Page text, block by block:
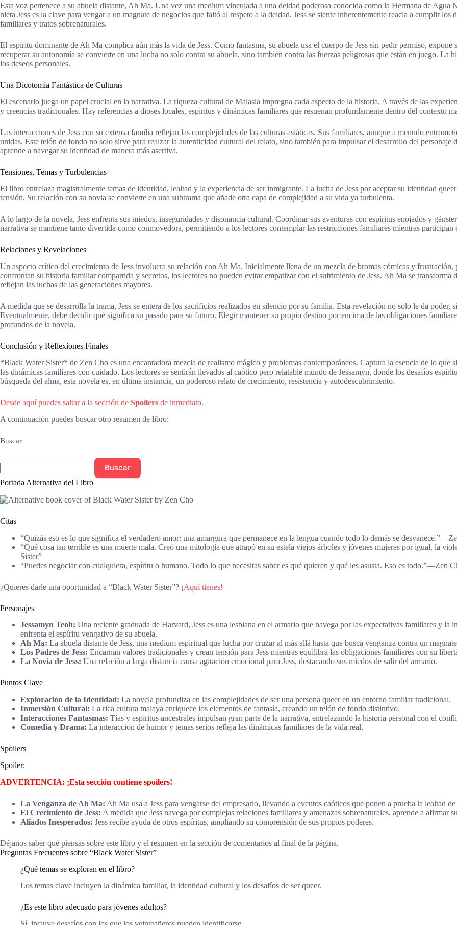
Esta voz pertenece a su abuela distante, Ah Ma. Una vez una medium vinculada a una deidad poderosa conocida como la Hermana de Agua
nieta Jess es la clave para vengar a un magnate de negocios que faltó al respeto a la deidad. Jess se siente inherentemente reacia a cumplir los
familiares y tratos sobrenaturales.
El espíritu dominante de Ah Ma complica aún más la vida de Jess. Como fantasma, su abuela usa el cuerpo de Jess sin pedir permiso,
recuperar su autonomía se convierte en una lucha no solo contra su abuela, sino también contra las fuerzas peligrosas que están en juego.
los deseos personales.
Una Dicotomía Fantástica de Culturas
El escenario juega un papel crucial en la narrativa. La riqueza cultural de Malasia impregna cada aspecto de la historia. A través de las
y creencias tradicionales. Hay referencias a dioses locales, espíritus y dinámicas familiares que resuenan profundamente dentro del contexto
Las interacciones de Jess con su extensa familia reflejan las complejidades de las culturas asiáticas. Sus familiares, aunque a menudo
unidas. Este telón de fondo no solo sirve para realzar la autenticidad cultural del relato, sino también para impulsar el desarrollo del
aprende a navegar su identidad de manera más asertiva.
Tensiones, Temas y Turbulencias
El libro entrelaza magistralmente temas de identidad, lealtad y la experiencia de ser inmigrante. La lucha de Jess por aceptar su identidad
tensión. Su relación con su novia se convierte en una subtrama que añade otra capa de complejidad a su vida ya turbulenta.
A lo largo de la novela, Jess enfrenta sus miedos, inseguridades y disonancia cultural. Coordinar sus aventuras con espíritus enojados y
narrativa se mantiene tanto divertida como conmovedora, permitiendo a los lectores contemplar las restricciones familiares mientras participan
Relaciones y Revelaciones
Un aspecto crítico del crecimiento de Jess involucra su relación con Ah Ma. Inicialmente llena de un mezcla de bromas cómicas y
confrontan su historia familiar compartida y secretos, los lectores no pueden evitar empatizar con el sufrimiento de Jess. Ah Ma se
reflejan las luchas de las generaciones mayores.
A medida que se desarrolla la trama, Jess se entera de los sacrificios realizados en silencio por su familia. Esta revelación no solo le da poder,
Eventualmente, debe decidir qué significa su pasado para su futuro. Elegir mantener su propio destino por encima de las obligaciones
profundos de la novela.
Conclusión y Reflexiones Finales
*Black Water Sister* de Zen Cho es una encantadora mezcla de realismo mágico y problemas contemporáneos. Captura la esencia de lo
las dinámicas familiares con cuidado. Los lectores se sentirán llevados al caótico pero relatable mundo de Jessamyn, donde los desafíos
búsqueda del alma, esta novela es, en última instancia, un poderoso relato de crecimiento, resistencia y autodescubrimiento.
Desde aquí puedes saltar a la sección de Spoilers de inmediato.
A continuación puedes buscar otro resumen de libro:
Buscar
Buscar
Portada Alternativa del Libro
Citas
“Quizás eso es lo que significa el verdadero amor: una amargura que permanece en la lengua cuando todo lo demás se
“Qué cosa tan terrible es una muerte mala. Creó una mitología que atrapó en su estela viejos árboles y jóvenes mujeres por igual, la
Sister”
“Puedes negociar con cualquiera, espíritu o humano. Todo lo que necesitas saber es qué quieren y qué les asusta. Eso es todo.”―Zen
¿Quieres darle una oportunidad a “Black Water Sister”? ¡Aquí tienes!
Personajes
Jessamyn Teoh: Una reciente graduada de Harvard, Jess es una lesbiana en el armario que navega por las expectativas familiares y
enfrenta el espíritu vengativo de su abuela.
Ah Ma: La abuela distante de Jess, una medium espiritual que lucha por cruzar al más allá hasta que busca venganza contra un
Los Padres de Jess: Encarnan valores tradicionales y crean tensión para Jess mientras equilibra las obligaciones familiares con su
La Novia de Jess: Una relación a larga distancia causa agitación emocional para Jess, destacando sus miedos de salir del armario.
Puntos Clave
Exploración de la Identidad: La novela profundiza en las complejidades de ser una persona queer en un entorno familiar tradicional.
Inmersión Cultural: La rica cultura malaya enriquece los elementos de fantasía, creando un telón de fondo distintivo.
Interacciones Fantasmas: Tías y espíritus ancestrales impulsan gran parte de la narrativa, entrelazando la historia personal con el
Comedia y Drama: La interacción de humor y temas serios refleja las dinámicas familiares de la vida real.
Spoilers
Spoiler:
ADVERTENCIA: ¡Esta sección contiene spoilers!
La Venganza de Ah Ma: Ah Ma usa a Jess para vengarse del empresario, llevando a eventos caóticos que ponen a prueba la lealtad de
El Crecimiento de Jess: A medida que Jess navega por complejas relaciones familiares y amenazas sobrenaturales, aprende a afirmar
Aliados Inesperados: Jess recibe ayuda de otros espíritus, ampliando su comprensión de sus propios poderes.
Déjanos saber qué piensas sobre este libro y el resumen en la sección de comentarios al final de la página.
Preguntas Frecuentes sobre “Black Water Sister”
¿Qué temas se exploran en el libro?
Los temas clave incluyen la dinámica familiar, la identidad cultural y los desafíos de ser queer.
¿Es este libro adecuado para jóvenes adultos?